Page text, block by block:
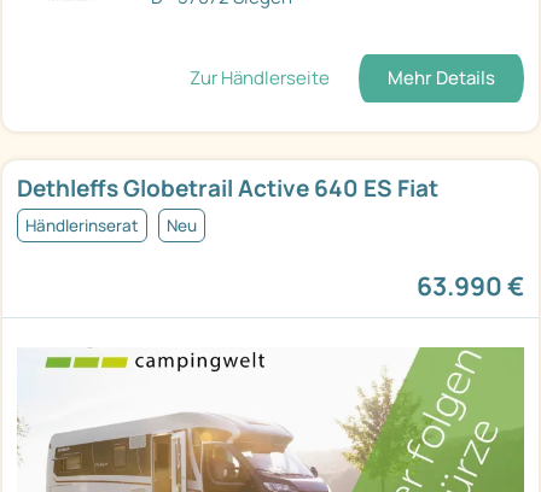
Zur Händlerseite Mehr Details
Dethleffs Globetrail Active 640 ES Fiat
Händlerinserat Neu
63.990 €